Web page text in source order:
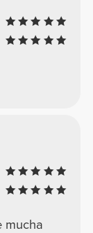
mucha